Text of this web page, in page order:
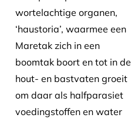
wortelachtige organen,
‘haustoria’, waarmee een
Maretak zich in een
boomtak boort en tot in de
hout- en bastvaten groeit
om daar als halfparasiet
voedingstoffen en water